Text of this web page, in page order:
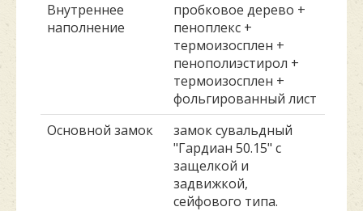
Внутреннее
наполнение
пробковое дерево +
пеноплекс +
термоизосплен +
пенополиэстирол +
термоизосплен +
фольгированный лист
Основной замок
замок сувальдный
"Гардиан 50.15" с
защелкой и
задвижкой,
сейфового типа.